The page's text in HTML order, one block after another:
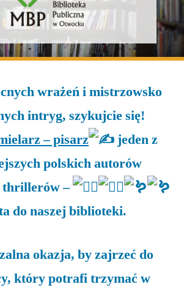
wrażeń i mistrzowsko
intryg, szykujcie się!
– pisarz
jeden z
polskich autorów
thrillerów –
do naszej biblioteki.
okazja, by zajrzeć do
który potrafi trzymać w